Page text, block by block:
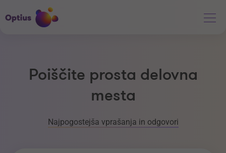
Poiščite prosta delovna
mesta
Najpogostejša vprašanja in odgovori